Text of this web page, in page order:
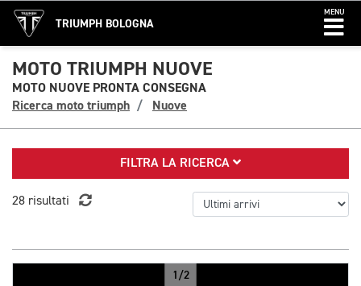
TRIUMPH BOLOGNA
MENU
MOTO TRIUMPH NUOVE
MOTO NUOVE PRONTA CONSEGNA
Ricerca moto triumph
Nuove
FILTRA LA RICERCA
28 risultati
1/2